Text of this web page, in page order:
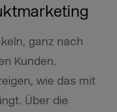
ganz nach
Kunden.
wie das mit
Über die